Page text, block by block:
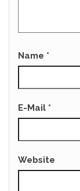
Name *
E-Mail *
Website